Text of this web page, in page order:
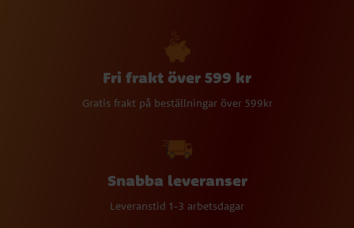
Fri frakt över 599 kr
Gratis frakt på beställningar över 599kr
Snabba leveranser
Leveranstid 1-3 arbetsdagar